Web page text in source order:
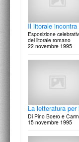
Collezioni particolari
Concorso aperto
Il litorale
Esposizione
del litorale romano
22 novembre 1995
La letteratura per
Di Pino Boero e
15 novembre 1995